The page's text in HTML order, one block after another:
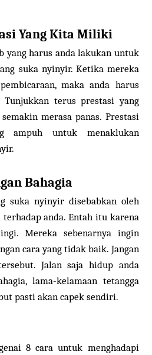
Yang Kita Miliki
yang harus anda lakukan untuk
suka nyinyir. Ketika mereka
maka anda harus
terus prestasi yang
merasa panas. Prestasi
ampuh untuk menaklukan
Bahagia
suka nyinyir disebabkan oleh
anda. Entah itu karena
Mereka sebenarnya ingin
cara yang tidak baik. Jangan
Jalan saja hidup anda
lama-kelamaan tetangga
pasti akan capek sendiri.
8 cara untuk menghadapi